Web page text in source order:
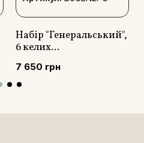
Набір "Генеральський",
6 келих...
7 650 грн